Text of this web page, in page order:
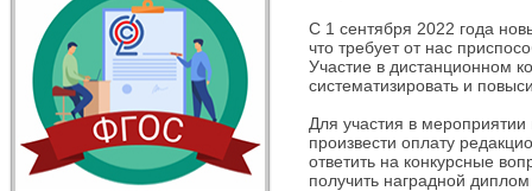
С 1 сентября 2022 года
что требует от нас
Участие в дистанционном
систематизировать и
Для участия в
произвести оплату
ответить на конкурсные
получить наградной